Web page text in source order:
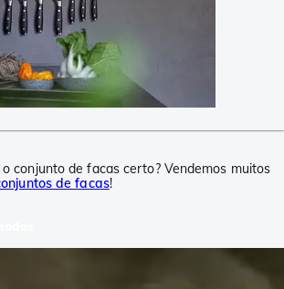
conjunto de facas certo? Vendemos muitos
de facas!